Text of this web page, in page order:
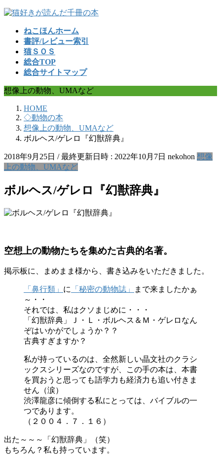
コ
キ
ッ
ナ
に
移
ねこほんホーム
書評/レビュー索引
猫ＳＯＳ
総合TOP
総合サイトマップ
想像上の動物、UMAなど
HOME
◇動物の本
想像上の動物、UMAなど
ボルヘス/ゲレロ『幻獣辞典』
2018年9月25日 / 最終更新日時 : 2022年10月7日 nekohon 想像
上の動物、UMAなど
ボルヘス/ゲレロ『幻獣辞典』
空想上の動物たちを集めた古典的名著。
掲示板に、まめまま様から、書き込みをいただきました。
「鼻行類」 に 「秘密の動物誌」
まで来ましたかぁ
～・・
それでは、私はクソまじめに・・・
「幻獣辞典」Ｊ・Ｌ・ボルヘス＆Ｍ・ゲレロなん
ぞはいかがでしょうか？？
古典すぎますか？
私が持っているのは、全然新しい晶文社のクラシ
ックスシリーズなのですが、この手の本は、本書
を買おうと思っても語学力も経済力も追い付きま
せん（涙）
渋澤龍彦に傾倒する私にとっては、バイブルの一
つであります。
（２００４．７．１６）
出た～～～「幻獣辞典」（笑）
もちろん？私も持っています。